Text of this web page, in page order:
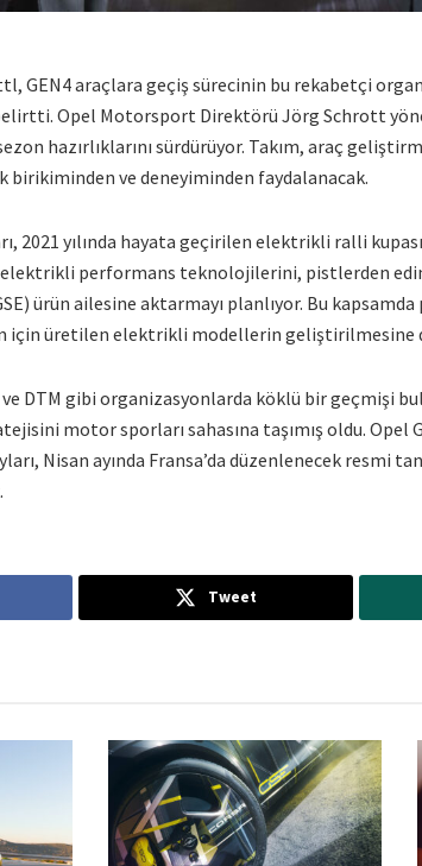
GEN4 araçlara geçiş sürecinin bu rekabetçi
Opel Motorsport Direktörü Jörg Schrott
hazırlıklarını sürdürüyor. Takım, araç
ve deneyiminden faydalanacak.
2021 yılında hayata geçirilen elektrikli ralli
performans teknolojilerini, pistlerden
ürün ailesine aktarmayı planlıyor. Bu
için üretilen elektrikli modellerin geliştirilmesine
DTM gibi organizasyonlarda köklü bir geçmişi
motor sporları sahasına taşımış oldu. Opel
Nisan ayında Fransa’da düzenlenecek resmi
Tweet